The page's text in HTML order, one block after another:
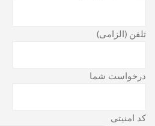
تلفن (الزامی)
درخواست شما
کد امنیتی